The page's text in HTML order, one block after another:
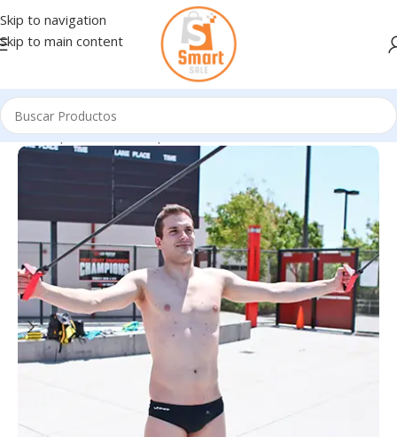
Skip to navigation
Skip to main content
Inicio/Oportunidades/Oportunidades